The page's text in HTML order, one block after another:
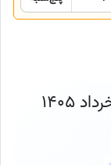
فال قهوه روزانه امروز 20 خرداد 1405